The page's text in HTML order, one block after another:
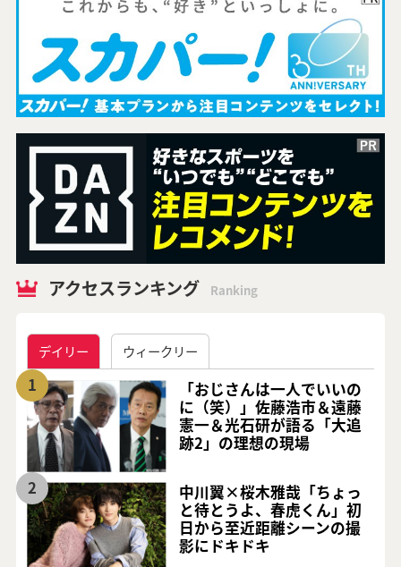
アクセスランキング Ranking
デイリー ウィークリー
1
「おじさんは一人でいいの
に（笑）」佐藤浩市＆遠藤
憲一＆光石研が語る「大追
跡2」の理想の現場
2
中川翼×桜木雅哉「ちょっ
と待とうよ、春虎くん」初
日から至近距離シーンの撮
影にドキドキ